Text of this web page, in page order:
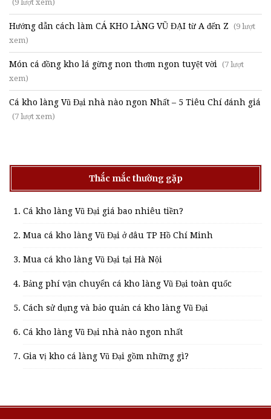
(9 lượt xem)
Hướng dẫn cách làm CÁ KHO LÀNG VŨ ĐẠI từ A đến Z (9 lượt
xem)
Món cá đồng kho lá gừng non thơm ngon tuyệt vời (7 lượt
xem)
Cá kho làng Vũ Đại nhà nào ngon Nhất – 5 Tiêu Chí đánh giá
(7 lượt xem)
Thắc mắc thường gặp
Cá kho làng Vũ Đại giá bao nhiêu tiền?
Mua cá kho làng Vũ Đại ở đâu TP Hồ Chí Minh
Mua cá kho làng Vũ Đại tại Hà Nội
Bảng phí vận chuyển cá kho làng Vũ Đại toàn quốc
Cách sử dụng và bảo quản cá kho làng Vũ Đại
Cá kho làng Vũ Đại nhà nào ngon nhất
Gia vị kho cá làng Vũ Đại gồm những gì?